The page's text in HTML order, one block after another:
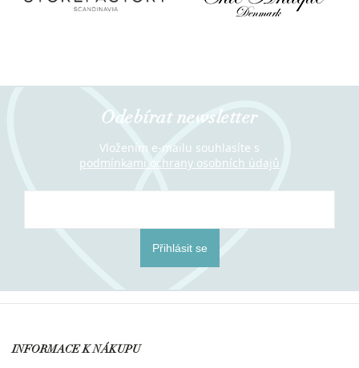
Odebírat newsletter
Vložením e-mailu souhlasíte s
podmínkami ochrany osobních údajů
Přihlásit se
INFORMACE K NÁKUPU